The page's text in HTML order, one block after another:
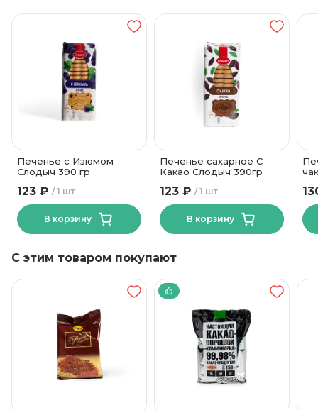
Жиры, в граммах (на 100 г)
Количество в упаковке
5
Срок годности
9 месяцев
Температура хранения
от +15до +21
Углеводы, в граммах (на 100г)
64
фабрика "Слодыч"
Печенье с Изюмом
Слодыч 390 гр
1 шт
123 ₽
В корзину
Печенье сахарное С
Какао Слодыч 390гр
1 шт
123 ₽
В корзину
С этим товаром покупают